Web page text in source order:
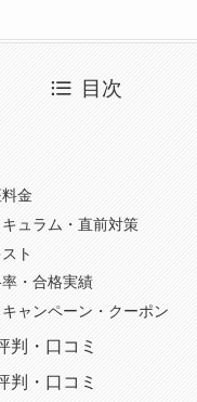
目次
金
ュラム・直前対策
ト
・合格実績
ャンペーン・クーポン
判・口コミ
判・口コミ